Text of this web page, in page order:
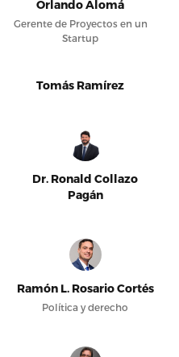
Orlando Alomá
Gerente de Proyectos en un
Startup
Tomás Ramírez
Dr. Ronald Collazo
Pagán
Ramón L. Rosario Cortés
Política y derecho